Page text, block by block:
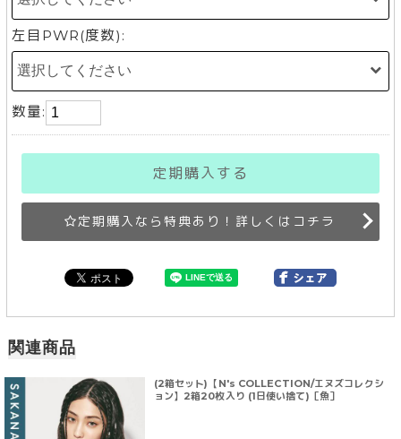
左目PWR(度数):
数量:
定期購入する
定期購入なら特典あり！詳しくはコチラ
関連商品
(2箱セット)【N's COLLECTION/エヌズコレクシ
ョン】2箱20枚入り (1日使い捨て)［魚］